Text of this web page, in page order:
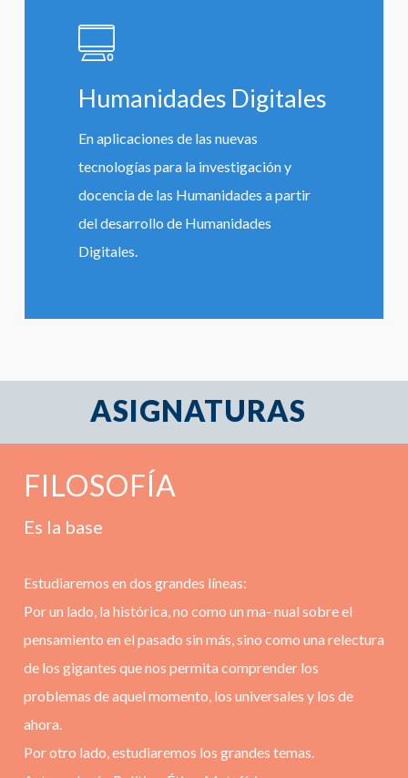
Humanidades Digitales
En aplicaciones de las nuevas
tecnologías para la investigación y
docencia de las Humanidades a partir
del desarrollo de Humanidades
Digitales.
ASIGNATURAS
FILOSOFÍA
Es la base
Estudiaremos en dos grandes líneas:
Por un lado, la histórica, no como un ma- nual sobre el
pensamiento en el pasado sin más, sino como una relectura
de los gigantes que nos permita comprender los
problemas de aquel momento, los universales y los de
ahora.
Por otro lado, estudiaremos los grandes temas.